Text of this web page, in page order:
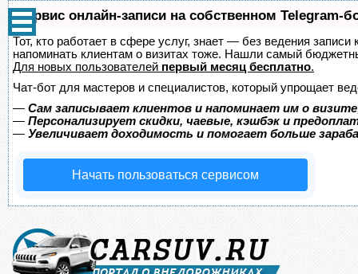
Сервис онлайн-записи на собственном Telegram-
Тот, кто работает в сфере услуг, знает — без ведения
напоминать клиентам о визитах тоже. Нашли самый
Для новых пользователей первый месяц бесплатно.
Чат-бот для мастеров и специалистов, который упрощает
— Сам записывает клиентов и напоминает им о
— Персонализирует скидки, чаевые, кэшбэк и
— Увеличивает доходимость и помогает больше
Начать пользоваться сервисом